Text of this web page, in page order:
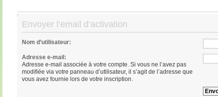
Envoyer l’email d’activation
Nom d’utilisateur:
Adresse e-mail:
Adresse e-mail associée à votre compte. Si vous ne l’avez pas
modifiée via votre panneau d’utilisateur, il s’agit de l’adresse que
vous avez fournie lors de votre inscription.